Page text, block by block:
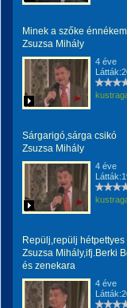
Minek a szőke énnékem
Zsuzsa Mihály
4 éve
Sárgarigó,sárga csikó
Zsuzsa Mihály
4 éve
Repülj,repülj hétpettyes
Zsuzsa Mihály,ifj.Berki
és zenekara
4 éve